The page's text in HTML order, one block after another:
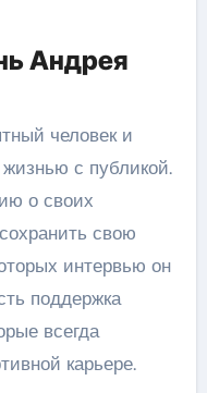
Андрея
человек и
с публикой.
о своих
свою
интервью он
поддержка
всегда
карьере.